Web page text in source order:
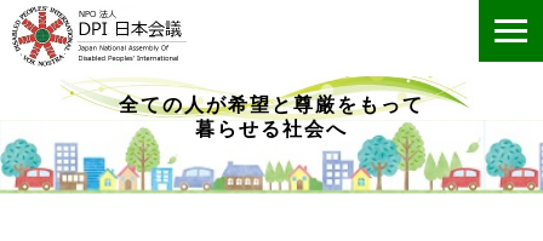
全ての人が希望と尊厳をもって
暮らせる社会へ